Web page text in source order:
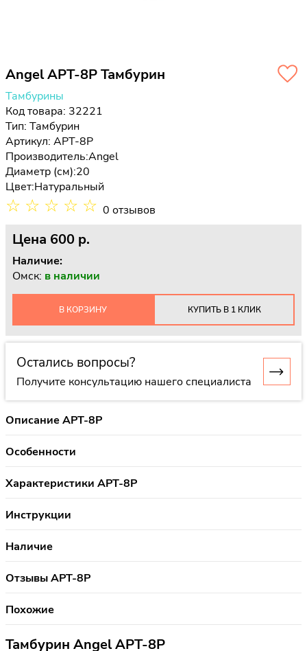
Angel APT-8P Тамбурин
Тамбурины
Код товара: 32221
Тип: Тамбурин
Артикул: APT-8P
Производитель:Angel
Диаметр (см):20
Цвет:Натуральный
☆ ☆ ☆ ☆ ☆ 0 отзывов
Цена 600 p.
Наличие:
Омск: в наличии
В КОРЗИНУ КУПИТЬ В 1 КЛИК
Остались вопросы?
Получите консультацию нашего специалиста
Описание APT-8P
Особенности
Характеристики APT-8P
Инструкции
Наличие
Отзывы APT-8P
Похожие
Тамбурин Angel APT-8P